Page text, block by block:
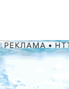
РЕКЛАМА •